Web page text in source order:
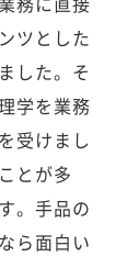
ツとした
した。そ
学を業務
受けまし
とが多
。手品の
ら面白い